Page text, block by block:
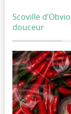
Scoville
douceur